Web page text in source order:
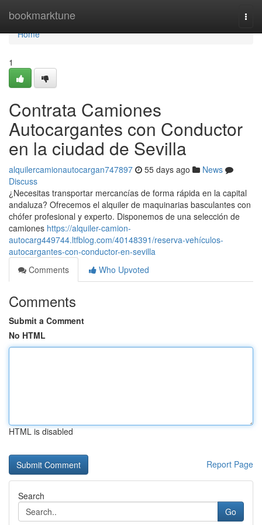
bookmarktune
Home
Home
1
Contrata Camiones
Autocargantes con Conductor
en la ciudad de Sevilla
alquilercamionautocargan747897 55 days ago
News
Discuss
¿Necesitas transportar mercancías de forma rápida en la capital
andaluza? Ofrecemos el alquiler de maquinarias basculantes con
chófer profesional y experto. Disponemos de una selección de
camiones https://alquiler-camion-
autocarg449744.ltfblog.com/40148391/reserva-vehículos-
autocargantes-con-conductor-en-sevilla
Comments
Who Upvoted
Comments
Submit a Comment
No HTML
HTML is disabled
Report Page
Search
Go